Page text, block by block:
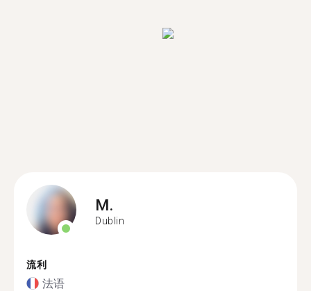
M.
Dublin
流利
法语